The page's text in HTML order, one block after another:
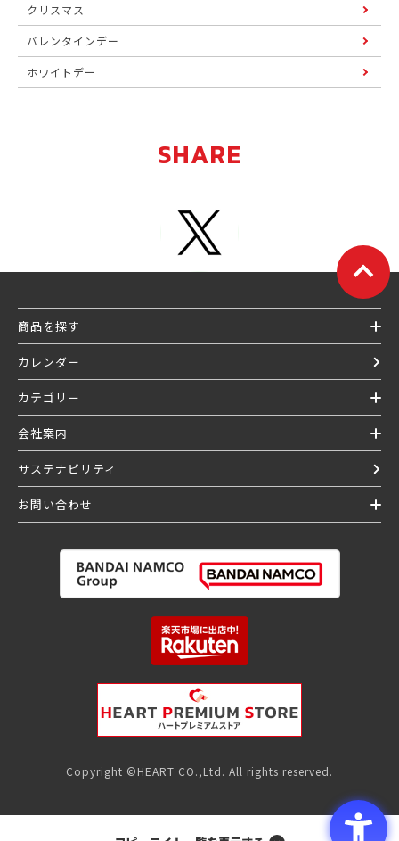
クリスマス
バレンタインデー
ホワイトデー
SHARE
商品を探す
カレンダー
カテゴリー
会社案内
サステナビリティ
お問い合わせ
Copyright ©HEART CO.,Ltd. All rights reserved.